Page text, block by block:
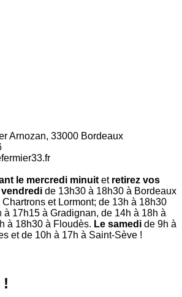
Arnozan, 33000 Bordeaux
le mercredi minuit et retirez vos
de 13h30 à 18h30 à Bordeaux
et Lormont; de 13h à 18h30
à 17h15 à Gradignan, de 14h à 18h à
à 18h30 à Floudès. Le samedi de 9h à
et de 10h à 17h à Saint-Sève !
!